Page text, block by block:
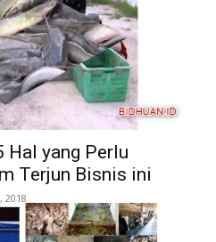
Hal yang Perlu
Terjun Bisnis ini
2018